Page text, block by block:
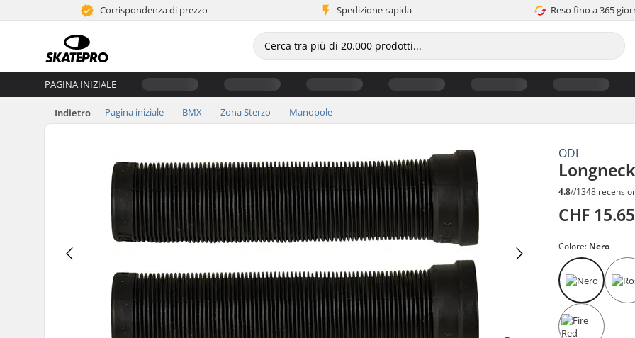
Corrispondenza di prezzo Spedizione rapida Reso fino a 365
PAGINA INIZIALE
Indietro Pagina iniziale BMX Zona Sterzo Manopole
ODI
4.8//1348
CHF 15.65
Colore: Nero